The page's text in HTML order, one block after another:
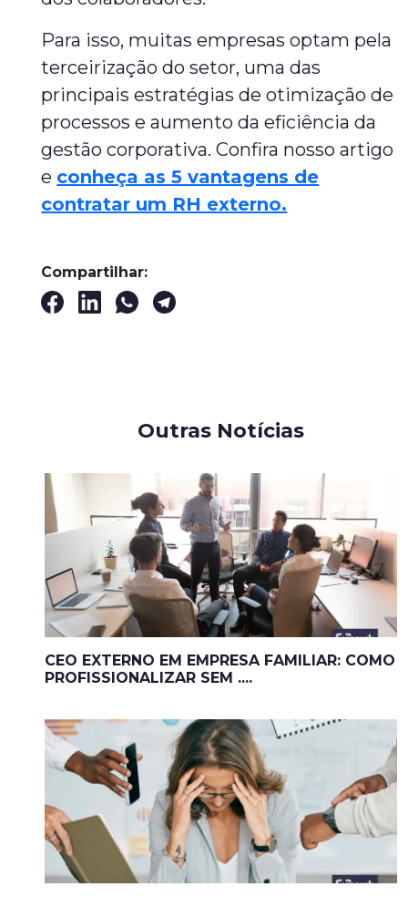
Para isso, muitas empresas optam pela
terceirização do setor, uma das
principais estratégias de otimização de
processos e aumento da eficiência da
gestão corporativa. Confira nosso artigo
e conheça as 5 vantagens de
contratar um RH externo.
Compartilhar:
Outras Notícias
CEO EXTERNO EM EMPRESA FAMILIAR: COMO
PROFISSIONALIZAR SEM ....